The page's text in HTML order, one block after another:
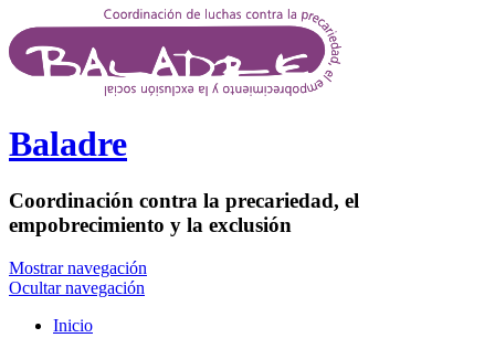
Pasar al contenido principal
Baladre
Coordinación contra la precariedad, el
empobrecimiento y la exclusión
Mostrar navegación
Ocultar navegación
Inicio